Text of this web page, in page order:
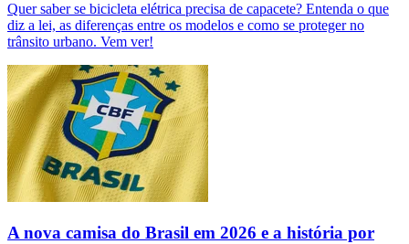
Quer saber se bicicleta elétrica precisa de capacete? Entenda o que
diz a lei, as diferenças entre os modelos e como se proteger no
trânsito urbano. Vem ver!
A nova camisa do Brasil em 2026 e a história por